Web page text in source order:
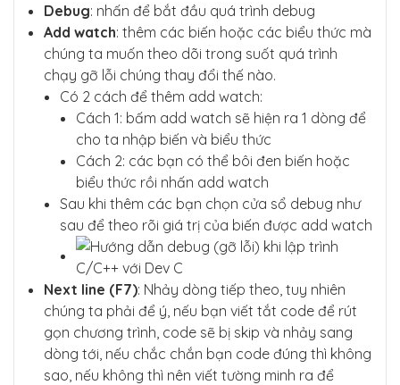
Debug: nhấn để bắt đầu quá trình debug
Add watch: thêm các biến hoặc các biểu thức mà
chúng ta muốn theo dõi trong suốt quá trình
chạy gỡ lỗi chúng thay đổi thế nào.
Có 2 cách để thêm add watch:
Cách 1: bấm add watch sẽ hiện ra 1 dòng để
cho ta nhập biến và biểu thức
Cách 2: các bạn có thể bôi đen biến hoặc
biểu thức rồi nhấn add watch
Sau khi thêm các bạn chọn cửa sổ debug như
sau để theo rõi giá trị của biến được add watch
Next line (F7): Nhảy dòng tiếp theo, tuy nhiên
chúng ta phải để ý, nếu bạn viết tắt code để rút
gọn chương trình, code sẽ bị skip và nhảy sang
dòng tới, nếu chắc chắn bạn code đúng thì không
sao, nếu không thì nên viết tường minh ra để